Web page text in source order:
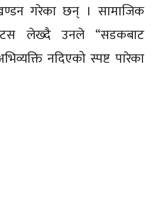
गरेका छन् । सामाजिक
लेख्दै उनले “सडकबाट
नदिएको स्पष्ट पारेका